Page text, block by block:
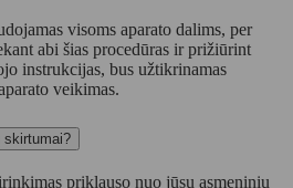
visoms aparato dalims, per
abi šias procedūras ir prižiūrint
instrukcijas, bus užtikrinamas
veikimas.
skirtumai?
priklauso nuo jūsų asmeninių